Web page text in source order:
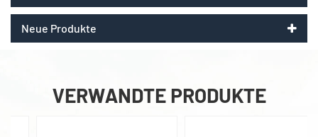
Neue Produkte
VERWANDTE PRODUKTE